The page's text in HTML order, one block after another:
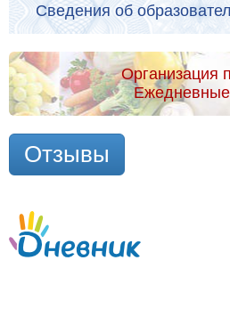
Сведения об
Организация
Отзывы